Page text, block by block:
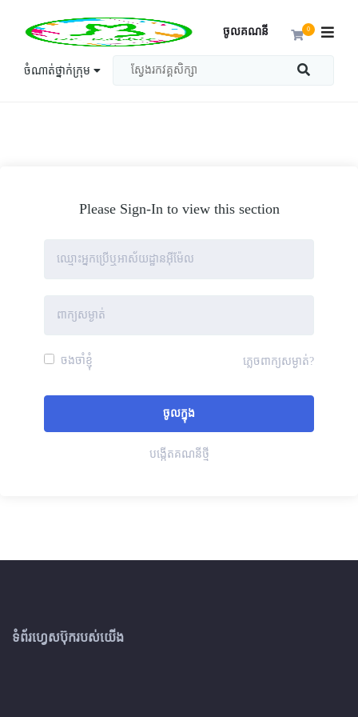
ចំណាត់ថ្នាក់ក្រុម
0
ចូលគណនី
Please Sign-In to view this section
ចងចាំខ្ញុំ ភ្លេចពាក្យសម្ងាត់?
បង្កើតគណនីថ្មី
ទំព័រហ្វេសប៊ុករបស់យើង